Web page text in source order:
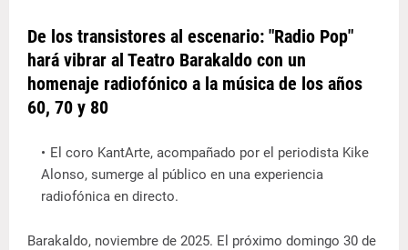
De los transistores al escenario: "Radio Pop"
hará vibrar al Teatro Barakaldo con un
homenaje radiofónico a la música de los años
60, 70 y 80
El coro KantArte, acompañado por el periodista Kike
Alonso, sumerge al público en una experiencia
radiofónica en directo.
Barakaldo, noviembre de 2025. El próximo domingo 30 de